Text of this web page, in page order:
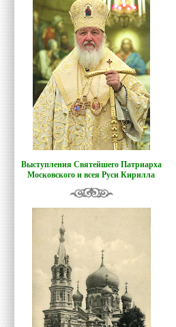
Выступления Святейшего Патриарха
Московского и всея Руси Кирилла